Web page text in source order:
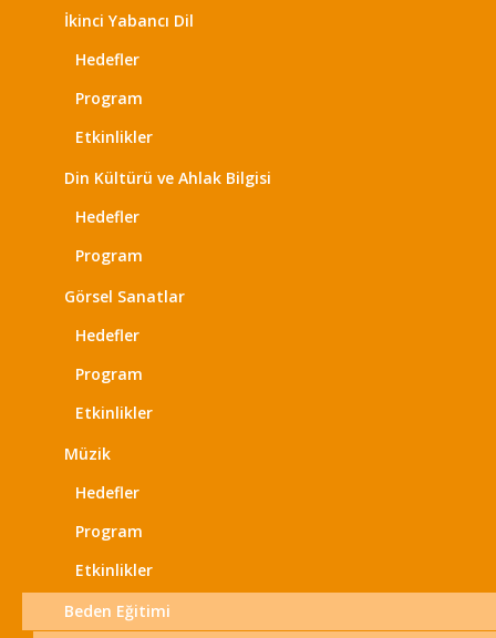
İkinci Yabancı Dil
Hedefler
Program
Etkinlikler
Din Kültürü ve Ahlak Bilgisi
Hedefler
Program
Görsel Sanatlar
Hedefler
Program
Etkinlikler
Müzik
Hedefler
Program
Etkinlikler
Beden Eğitimi